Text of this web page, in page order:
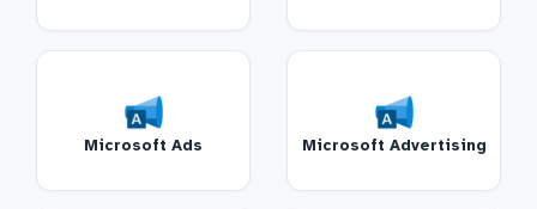
Microsoft Ads Microsoft Advertising